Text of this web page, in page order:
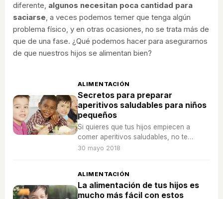
diferente, algunos necesitan poca cantidad para
saciarse, a veces podemos temer que tenga algún
problema físico, y en otras ocasiones, no se trata más de
que de una fase. ¿Qué podemos hacer para asegurarnos
de que nuestros hijos se alimentan bien?
ALIMENTACIÓN
Secretos para preparar
aperitivos saludables para niños
pequeños
Si quieres que tus hijos empiecen a
comer aperitivos saludables, no te
pierdas estos secretos para conseguirlo.
30 mayo 2018
ALIMENTACIÓN
La alimentación de tus hijos es
mucho más fácil con estos